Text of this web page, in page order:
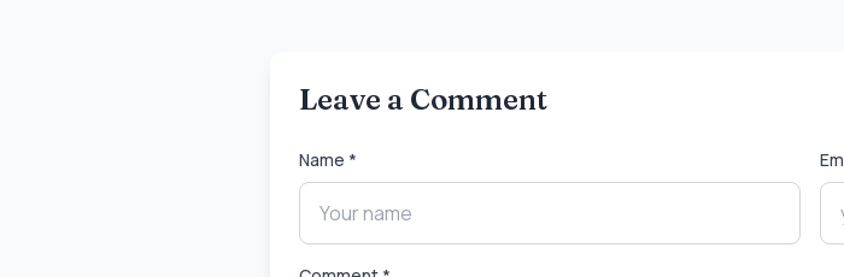
Leave a Comment
Name *